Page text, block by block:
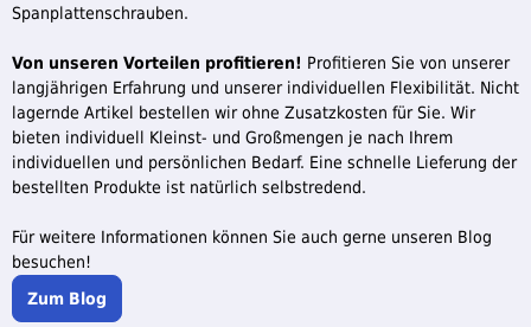
Spanplattenschrauben.
Von unseren Vorteilen profitieren! Profitieren Sie von unserer
langjährigen Erfahrung und unserer individuellen Flexibilität. Nicht
lagernde Artikel bestellen wir ohne Zusatzkosten für Sie. Wir
bieten individuell Kleinst- und Großmengen je nach Ihrem
individuellen und persönlichen Bedarf. Eine schnelle Lieferung der
bestellten Produkte ist natürlich selbstredend.
Für weitere Informationen können Sie auch gerne unseren Blog
besuchen!
Zum Blog